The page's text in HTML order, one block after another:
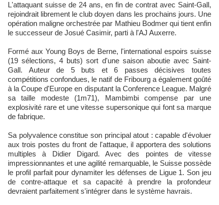
L'attaquant suisse de 24 ans, en fin de contrat avec Saint-Gall,
rejoindrait librement le club doyen dans les prochains jours. Une
opération maligne orchestrée par Mathieu Bodmer qui tient enfin
le successeur de Josué Casimir, parti à l'AJ Auxerre.
Formé aux Young Boys de Berne, l'international espoirs suisse
(19 sélections, 4 buts) sort d'une saison aboutie avec Saint-
Gall. Auteur de 5 buts et 6 passes décisives toutes
compétitions confondues, le natif de Fribourg a également goûté
à la Coupe d'Europe en disputant la Conference League. Malgré
sa taille modeste (1m71), Mambimbi compense par une
explosivité rare et une vitesse supersonique qui font sa marque
de fabrique.
Sa polyvalence constitue son principal atout : capable d'évoluer
aux trois postes du front de l'attaque, il apportera des solutions
multiples à Didier Digard. Avec des pointes de vitesse
impressionnantes et une agilité remarquable, le Suisse possède
le profil parfait pour dynamiter les défenses de Ligue 1. Son jeu
de contre-attaque et sa capacité à prendre la profondeur
devraient parfaitement s'intégrer dans le système havrais.